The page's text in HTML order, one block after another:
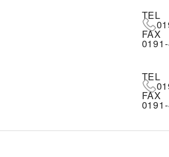
TEL
FAX
TEL
FAX